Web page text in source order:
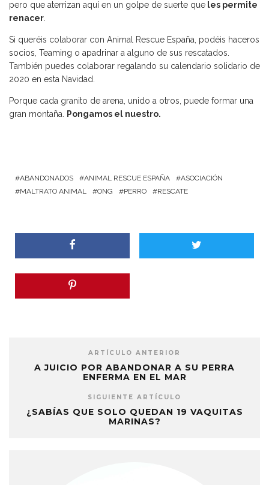
pero que aterrizan aquí en un golpe de suerte que les permite
renacer.
Si queréis colaborar con Animal Rescue España, podéis haceros
socios, Teaming o apadrinar a alguno de sus rescatados.
También puedes colaborar regalando su calendario solidario de
2020 en esta Navidad.
Porque cada granito de arena, unido a otros, puede formar una
gran montaña. Pongamos el nuestro.
ABANDONADOS ANIMAL RESCUE ESPAÑA
ASOCIACIÓN
MALTRATO ANIMAL
ONG PERRO RESCATE
ARTÍCULO ANTERIOR
A JUICIO POR ABANDONAR A SU PERRA
ENFERMA EN EL MAR
SIGUIENTE ARTÍCULO
¿SABÍAS QUE SOLO QUEDAN 19 VAQUITAS
MARINAS?